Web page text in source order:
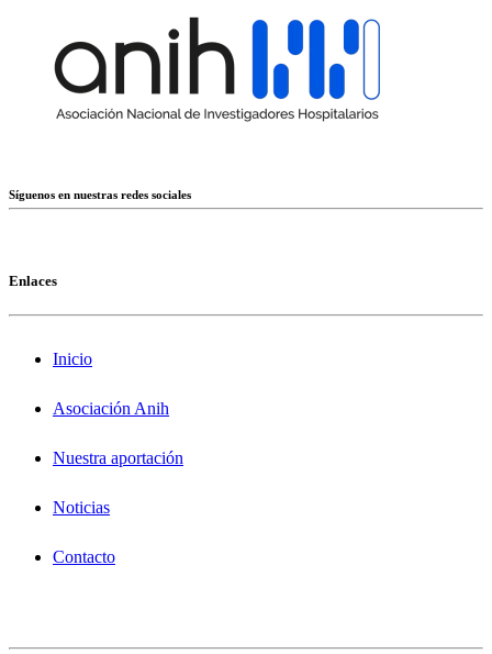
Síguenos en nuestras redes sociales
Enlaces
Inicio
Asociación Anih
Nuestra aportación
Noticias
Contacto